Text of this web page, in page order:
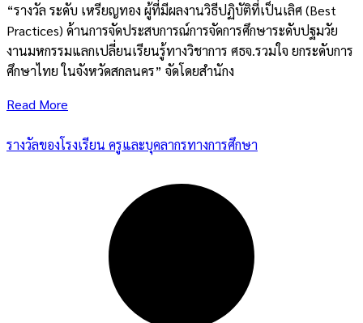
“รางวัล ระดับ เหรียญทอง ผู้ที่มีผลงานวิธีปฏิบัติที่เป็นเลิศ (Best
Practices) ด้านการจัดประสบการณ์การจัดการศึกษาระดับปฐมวัย
งานมหกรรมแลกเปลี่ยนเรียนรู้ทางวิชาการ ศธจ.รวมใจ ยกระดับการ
ศึกษาไทย ในจังหวัดสกลนคร” จัดโดยสำนักง
Read More
รางวัลของโรงเรียน ครูและบุคลากรทางการศึกษา